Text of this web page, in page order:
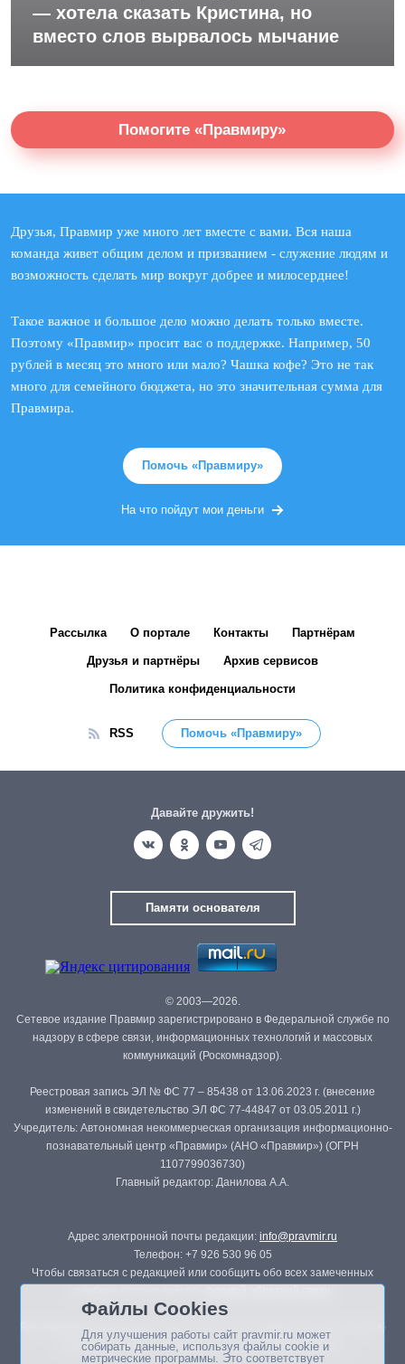
— хотела сказать Кристина, но
вместо слов вырвалось мычание
Помогите «Правмиру»
Друзья, Правмир уже много лет вместе с вами. Вся наша
команда живет общим делом и призванием - служение людям и
возможность сделать мир вокруг добрее и милосерднее!
Такое важное и большое дело можно делать только вместе.
Поэтому «Правмир» просит вас о поддержке. Например, 50
рублей в месяц это много или мало? Чашка кофе? Это не так
много для семейного бюджета, но это значительная сумма для
Правмира.
Помочь «Правмиру»
На что пойдут мои деньги
Рассылка О портале Контакты Партнёрам
Друзья и партнёры Архив сервисов
Политика конфиденциальности
RSS Помочь «Правмиру»
Давайте дружить!
Памяти основателя
© 2003—2026.
Сетевое издание Правмир зарегистрировано в Федеральной службе по
надзору в сфере связи, информационных технологий и массовых
коммуникаций (Роскомнадзор).
Реестровая запись ЭЛ № ФС 77 – 85438 от 13.06.2023 г. (внесение
изменений в свидетельство ЭЛ ФС 77-44847 от 03.05.2011 г.)
Учредитель: Автономная некоммерческая организация информационно-
познавательный центр «Правмир» (АНО «Правмир») (ОГРН
1107799036730)
Главный редактор: Данилова А.А.
Адрес электронной почты редакции: info@pravmir.ru
Телефон: +7 926 530 96 05
Чтобы связаться с редакцией или сообщить обо всех замеченных
Републикация материалов сайта в печатных изданиях (книгах, прессе)
возможна только с письменного разрешения редакции.
Файлы Cookies
Для улучшения работы сайт pravmir.ru может
собирать данные, используя файлы cookie и
метрические программы. Это соответствует